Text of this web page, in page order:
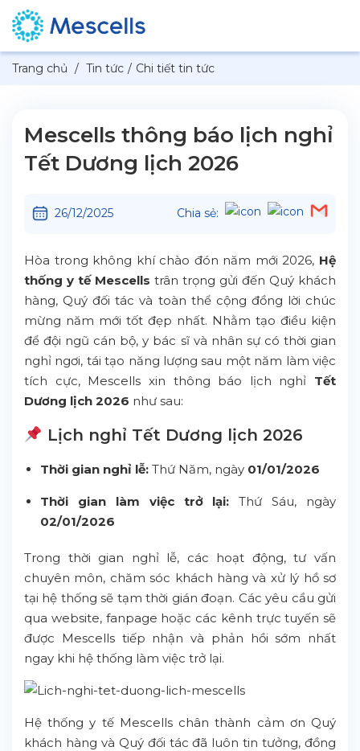
Trang chủ / Tin tức / Chi tiết tin tức
Mescells thông báo lịch nghỉ
Tết Dương lịch 2026
26/12/2025 Chia sẻ:
Hòa trong không khí chào đón năm mới 2026, Hệ
thống y tế Mescells trân trọng gửi đến Quý khách
hàng, Quý đối tác và toàn thể cộng đồng lời chúc
mừng năm mới tốt đẹp nhất. Nhằm tạo điều kiện
để đội ngũ cán bộ, y bác sĩ và nhân sự có thời gian
nghỉ ngơi, tái tạo năng lượng sau một năm làm việc
tích cực, Mescells xin thông báo lịch nghỉ Tết
Dương lịch 2026 như sau:
Lịch nghỉ Tết Dương lịch 2026
Thời gian nghỉ lễ: Thứ Năm, ngày 01/01/2026
Thời gian làm việc trở lại: Thứ Sáu, ngày
02/01/2026
Trong thời gian nghỉ lễ, các hoạt động, tư vấn
chuyên môn, chăm sóc khách hàng và xử lý hồ sơ
tại hệ thống sẽ tạm thời gián đoạn. Các yêu cầu gửi
qua website, fanpage hoặc các kênh trực tuyến sẽ
được Mescells tiếp nhận và phản hồi sớm nhất
ngay khi hệ thống làm việc trở lại.
Hệ thống y tế Mescells chân thành cảm ơn Quý
khách hàng và Quý đối tác đã luôn tin tưởng, đồng